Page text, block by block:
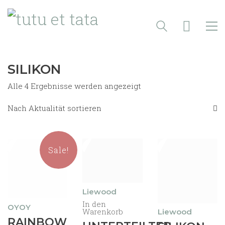
SILIKON
Alle 4 Ergebnisse werden angezeigt
Nach Aktualität sortieren
Sale!
OYOY
Dieses
RAINBOW
Liewood
In den
Warenkorb Liewood